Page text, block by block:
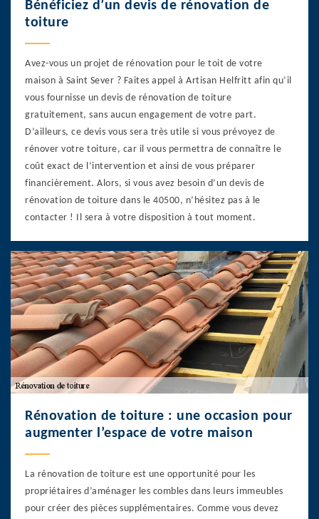
Bénéficiez d’un devis de rénovation de
toiture
Avez-vous un projet de rénovation pour le toit de votre
maison à Saint Sever ? Faites appel à Artisan Helfritt afin qu’il
vous fournisse un devis de rénovation de toiture
gratuitement, sans aucun engagement de votre part.
D’ailleurs, ce devis vous sera très utile si vous prévoyez de
rénover votre toiture, car il vous permettra de connaître le
coût exact de l’intervention et ainsi de vous préparer
financièrement. Alors, si vous avez besoin d’un devis de
rénovation de toiture dans le 40500, n’hésitez pas à le
contacter ! Il sera à votre disposition à tout moment.
Rénovation de toiture : une occasion pour
augmenter l’espace de votre maison
La rénovation de toiture est une opportunité pour les
propriétaires d’aménager les combles dans leurs immeubles
pour créer des pièces supplémentaires. Comme vous devez